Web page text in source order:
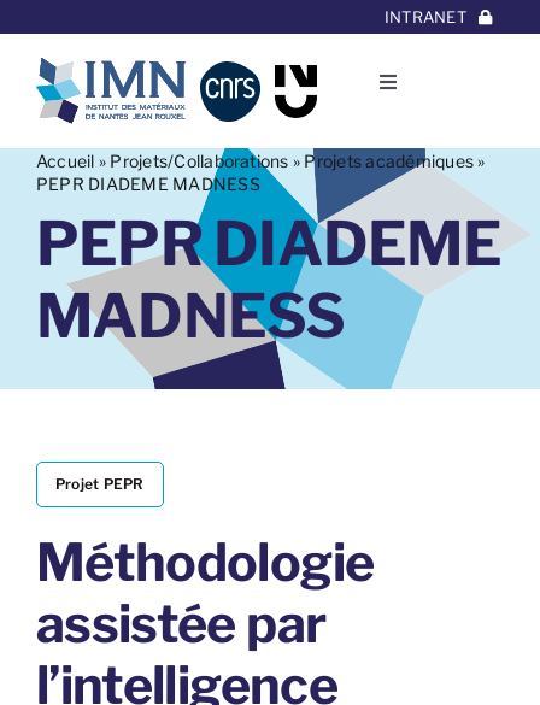
au
contenu
INTRANET
Toggle
L’Institut
Thématiques
Equipes
Projets/Collaborations
Contact
Accueil » Projets/Collaborations » Projets académiques»
PEPR DIADEME MADNESS
PEPR DIADEME
MADNESS
Projet PEPR
Méthodologie
assistée par
l’intelligence